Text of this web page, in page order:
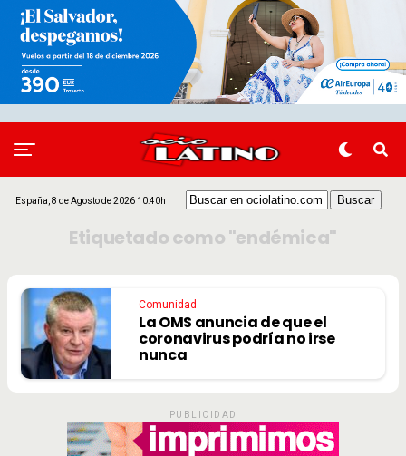
España, 8 de Agosto de 2026 10:40h
Etiquetado como "endémica"
Comunidad
La OMS anuncia de que el
coronavirus podría no irse
nunca
PUBLICIDAD